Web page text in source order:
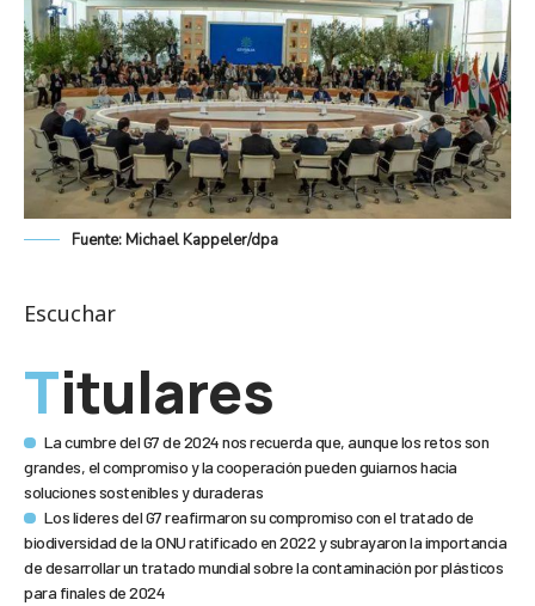
Fuente: Michael Kappeler/dpa
Escuchar
Titulares
La cumbre del G7 de 2024 nos recuerda que, aunque los retos son
grandes, el compromiso y la cooperación pueden guiarnos hacia
soluciones sostenibles y duraderas
Los líderes del G7 reafirmaron su compromiso con el tratado de
biodiversidad de la ONU ratificado en 2022 y subrayaron la importancia
de desarrollar un tratado mundial sobre la contaminación por plásticos
para finales de 2024